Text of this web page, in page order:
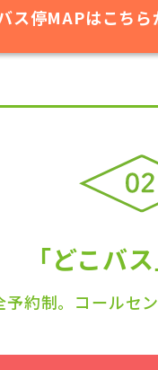
ス停MAPはこちら
「どこバ
予約制。コールセ